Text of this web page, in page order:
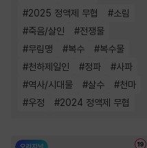
#2025 정액제 무협 #소림
#죽음/살인 #전쟁물
#무림맹 #복수 #복수물
#천하제일인 #정파 #사파
#역사/시대물 #살수 #천마
#우정 #2024 정액제 무협